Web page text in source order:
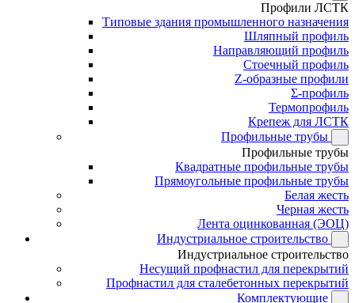
Профили ЛСТК
Типовые здания промышленного назначения
Шляпный профиль
Направляющий профиль
Стоечный профиль
Z-образные профили
Σ-профиль
Термопрофиль
Крепеж для ЛСТК
Профильные трубы
Профильные трубы
Квадратные профильные трубы
Прямоугольные профильные трубы
Белая жесть
Черная жесть
Лента оцинкованная (ЭОЦ)
Индустриальное строительство
Индустриальное строительство
Несущий профнастил для перекрытий
Профнастил для сталебетонных перекрытий
Комплектующие